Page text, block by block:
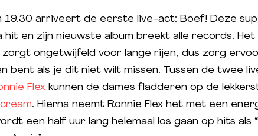
19.30 arriveert de eerste live-act: Boef! Deze
hit en zijn nieuwste album breekt alle records.
zorgt ongetwijfeld voor lange rijen, dus zorg
bent als je dit niet wilt missen. Tussen de twee
Flex kunnen de dames fladderen op de
. Hierna neemt Ronnie Flex het met een
een half uur lang helemaal los gaan op hits als